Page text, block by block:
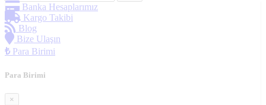
Banka Hesaplarımız
Kargo Takibi
Blog
Bize Ulaşın
₺ Para Birimi
Para Birimi
×